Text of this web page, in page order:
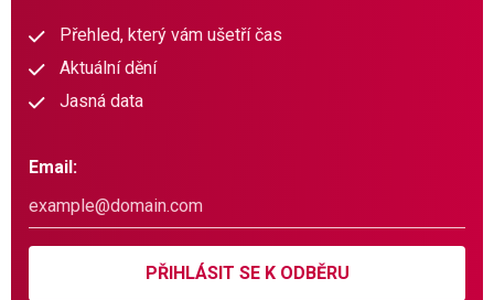
Přehled, který vám ušetří čas
Aktuální dění
Jasná data
Email:
PŘIHLÁSIT SE K ODBĚRU